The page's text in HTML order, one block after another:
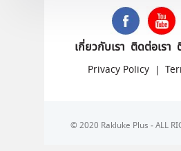
เกี่ยวกับเรา ติดต่อเรา
Privacy Policy |
© 2020 Rakluke Plus - ALL